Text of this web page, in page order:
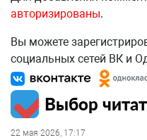
авторизированы.
Вы можете
социальных сетей ВК и
Выбор
22 мая 2026, 17:17